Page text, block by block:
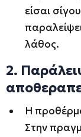
είσαι
λάθος.
2.
Η
Στην